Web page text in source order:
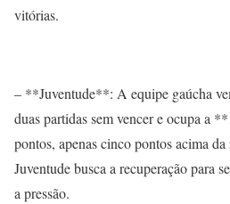
vitórias.
– **Juventude**: A equipe gaúcha
duas partidas sem vencer e ocupa a
pontos, apenas cinco pontos acima
Juventude busca a recuperação para
a pressão.